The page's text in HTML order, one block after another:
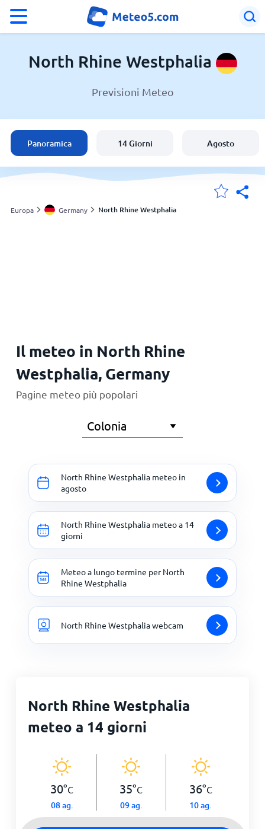
°C
Meteo in North Rhine Westphalia
Germany
Italia
Svizzera
North Rhine Westphalia
Previsioni Meteo
Panoramica 14 Giorni Agosto
Europa Germany North Rhine Westphalia
Il meteo in North Rhine
Westphalia, Germany
Pagine meteo più popolari
North Rhine Westphalia meteo in
agosto
North Rhine Westphalia meteo a 14
giorni
Meteo a lungo termine per North
Rhine Westphalia
North Rhine Westphalia webcam
North Rhine Westphalia
meteo a 14 giorni
30°C
08 ag.
35°C
09 ag.
36°C
10 ag.